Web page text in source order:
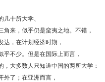
十所大学、
来，似乎仍是蛮夷之地。不错，
，在计划经济时期，
不少。但是在国际上而言，
大多数人只知道中国的两所大学：
外了；在亚洲而言，